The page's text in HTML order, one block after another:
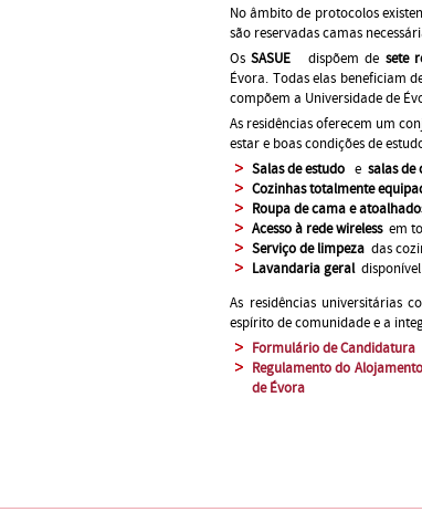
No âmbito de protocolos
são reservadas camas
OsSASUE dispõem de sete
Évora. Todas elas beneficiam
compõem a Universidade de
As residências oferecem um
estar e boas condições de
Salas de estudo e salas de
Cozinhas totalmente
Roupa de cama e
Acesso à rede wirelessem
Serviço de limpeza das
Lavandaria geraldisponível
As residências universitárias
espírito de comunidade e a
Formulário de Candidatura
Regulamento do
de Évora